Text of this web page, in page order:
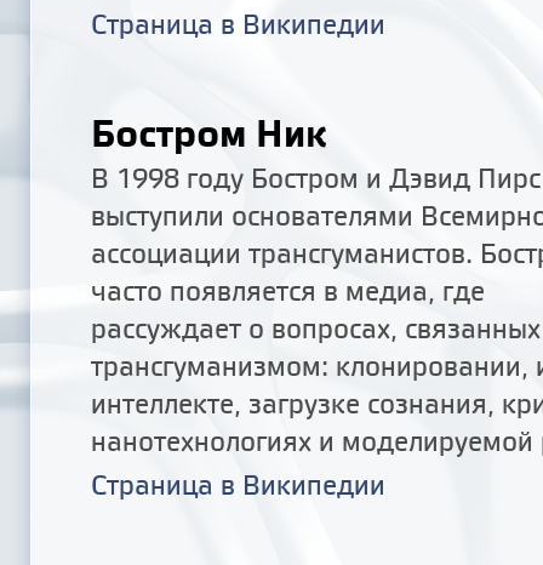
Страница в Википедии
Бостром Ник
В 1998 году Бостром и Дэвид Пирс
выступили основателями
ассоциации трансгуманистов.
часто появляется в медиа, где
рассуждает о вопросах,
трансгуманизмом: клонировании,
интеллекте, загрузке сознания,
нанотехнологиях и моделируемой
Страница в Википедии